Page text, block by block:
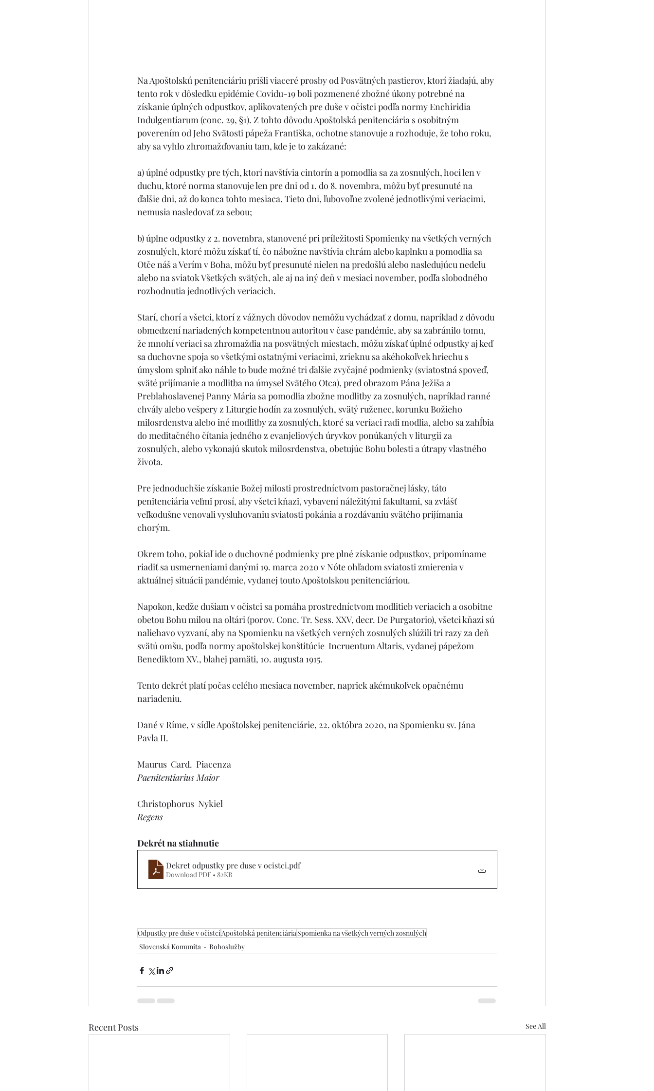
Na Apoštolskú penitenciáriu prišli viaceré prosby od Posvätných pastierov, ktorí žiadajú, aby
tento rok v dôsledku epidémie Covidu-19 boli pozmenené zbožné úkony potrebné na
získanie úplných odpustkov, aplikovatených pre duše v očistci podľa normy Enchiridia
Indulgentiarum (conc. 29, §1). Z tohto dôvodu Apoštolská penitenciária s osobitným
poverením od Jeho Svätosti pápeža Františka, ochotne stanovuje a rozhoduje, že toho roku,
aby sa vyhlo zhromažďovaniu tam, kde je to zakázané:
a) úplné odpustky pre tých, ktorí navštívia cintorín a pomodlia sa za zosnulých, hoci len v
duchu, ktoré norma stanovuje len pre dni od 1. do 8. novembra, môžu byť presunuté na
ďalšie dni, až do konca tohto mesiaca. Tieto dni, ľubovoľne zvolené jednotlivými veriacimi,
nemusia nasledovať za sebou;
b) úplne odpustky z 2. novembra, stanovené pri príležitosti Spomienky na všetkých verných
zosnulých, ktoré môžu získať tí, čo nábožne navštívia chrám alebo kaplnku a pomodlia sa
Otče náš a Verím v Boha, môžu byť presunuté nielen na predošlú alebo nasledujúcu nedeľu
alebo na sviatok Všetkých svätých, ale aj na iný deň v mesiaci november, podľa slobodného
rozhodnutia jednotlivých veriacich.
Starí, chorí a všetci, ktorí z vážnych dôvodov nemôžu vychádzať z domu, napríklad z dôvodu
obmedzení nariadených kompetentnou autoritou v čase pandémie, aby sa zabránilo tomu,
že mnohí veriaci sa zhromaždia na posvätných miestach, môžu získať úplné odpustky aj keď
sa duchovne spoja so všetkými ostatnými veriacimi, zrieknu sa akéhokoľvek hriechu s
úmyslom splniť ako náhle to bude možné tri ďalšie zvyčajné podmienky (sviatostná spoveď,
sväté prijímanie a modlitba na úmysel Svätého Otca), pred obrazom Pána Ježiša a
Preblahoslavenej Panny Mária sa pomodlia zbožne modlitby za zosnulých, napríklad ranné
chvály alebo vešpery z Liturgie hodín za zosnulých, svätý ruženec, korunku Božieho
milosrdenstva alebo iné modlitby za zosnulých, ktoré sa veriaci radi modlia, alebo sa zahĺbia
do meditačného čítania jedného z evanjeliových úryvkov ponúkaných v liturgii za
zosnulých, alebo vykonajú skutok milosrdenstva, obetujúc Bohu bolesti a útrapy vlastného
života.
Pre jednoduchšie získanie Božej milosti prostredníctvom pastoračnej lásky, táto
penitenciária veľmi prosí, aby všetci kňazi, vybavení náležitými fakultami, sa zvlášť
veľkodušne venovali vysluhovaniu sviatosti pokánia a rozdávaniu svätého prijímania
chorým.
Okrem toho, pokiaľ ide o duchovné podmienky pre plné získanie odpustkov, pripomíname
riadiť sa usmerneniami danými 19. marca 2020 v Nóte ohľadom sviatosti zmierenia v
aktuálnej situácii pandémie, vydanej touto Apoštolskou penitenciáriou.
Napokon, keďže dušiam v očistci sa pomáha prostredníctvom modlitieb veriacich a osobitne
obetou Bohu milou na oltári (porov. Conc. Tr. Sess. XXV, decr. De Purgatorio), všetci kňazi sú
naliehavo vyzvaní, aby na Spomienku na všetkých verných zosnulých slúžili tri razy za deň
svätú omšu, podľa normy apoštolskej konštitúcie  Incruentum Altaris, vydanej pápežom
Benediktom XV., blahej pamäti, 10. augusta 1915.
Tento dekrét platí počas celého mesiaca november, napriek akémukoľvek opačnému
nariadeniu.
Dané v Ríme, v sídle Apoštolskej penitenciárie, 22. októbra 2020, na Spomienku sv. Jána
Pavla II.
Maurus  Card.  Piacenza
Paenitentiarius Maior
Christophorus  Nykiel
Regens
Dekrét na stiahnutie
Dekret odpustky pre duse v ocistci.pdf
Download PDF • 82KB
Odpustky pre duše v očistciApoštolská penitenciáriaSpomienka na všetkých verných zosnulých
Slovenská Komunita
Bohoslužby
Recent Posts See All